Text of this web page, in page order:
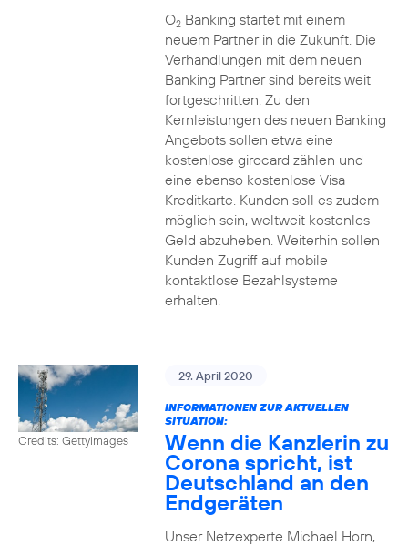
O2Banking startet mit einem
neuem Partner in die Zukunft. Die
Verhandlungen mit dem neuen
Banking Partner sind bereits weit
fortgeschritten. Zu den
Kernleistungen des neuen Banking
Angebots sollen etwa eine
kostenlose girocard zählen und
eine ebenso kostenlose Visa
Kreditkarte. Kunden soll es zudem
möglich sein, weltweit kostenlos
Geld abzuheben. Weiterhin sollen
Kunden Zugriff auf mobile
kontaktlose Bezahlsysteme
erhalten.
Credits: Gettyimages
29. April 2020
INFORMATIONEN ZUR AKTUELLEN
SITUATION:
Wenn die Kanzlerin zu
Corona spricht, ist
Deutschland an den
Endgeräten
Unser Netzexperte Michael Horn,